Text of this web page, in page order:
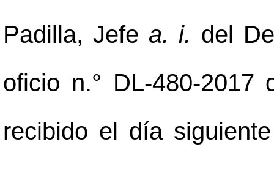
Padilla, Jefe a. i. del
oficio n.° DL-480-
recibido el día